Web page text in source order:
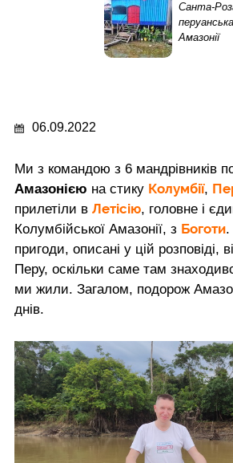
Санта-
Амазонії
06.09.2022
Ми з командою з 6 мандрівників
Амазонією на стику Колумбії,
прилетіли в Летісію, головне і
Колумбійської Амазонії, з Боготи.
пригоди, описані у цій розповіді,
Перу, оскільки саме там
ми жили. Загалом, подорож
днів.